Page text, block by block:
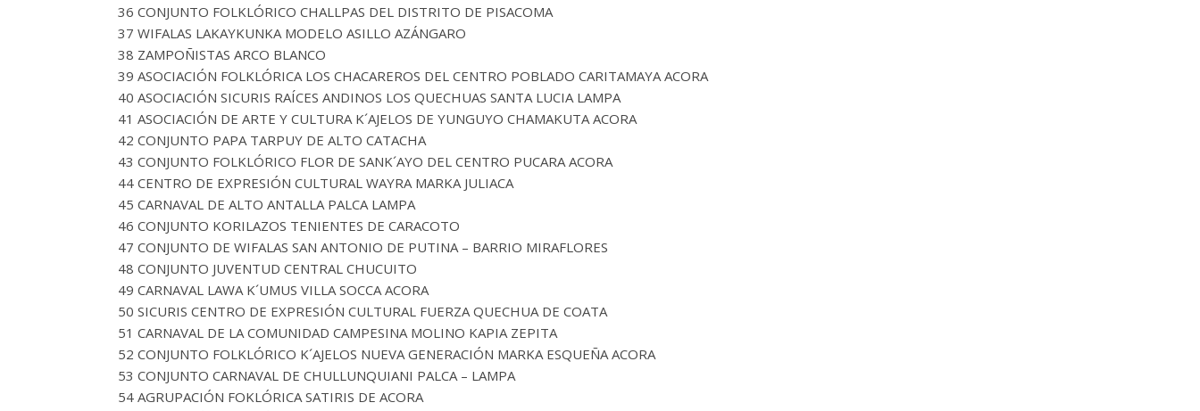
36 CONJUNTO FOLKLÓRICO CHALLPAS DEL DISTRITO DE PISACOMA
37 WIFALAS LAKAYKUNKA MODELO ASILLO AZÁNGARO
38 ZAMPOÑISTAS ARCO BLANCO
39 ASOCIACIÓN FOLKLÓRICA LOS CHACAREROS DEL CENTRO POBLADO CARITAMAYA ACORA
40 ASOCIACIÓN SICURIS RAÍCES ANDINOS LOS QUECHUAS SANTA LUCIA LAMPA
41 ASOCIACIÓN DE ARTE Y CULTURA K´AJELOS DE YUNGUYO CHAMAKUTA ACORA
42 CONJUNTO PAPA TARPUY DE ALTO CATACHA
43 CONJUNTO FOLKLÓRICO FLOR DE SANK´AYO DEL CENTRO PUCARA ACORA
44 CENTRO DE EXPRESIÓN CULTURAL WAYRA MARKA JULIACA
45 CARNAVAL DE ALTO ANTALLA PALCA LAMPA
46 CONJUNTO KORILAZOS TENIENTES DE CARACOTO
47 CONJUNTO DE WIFALAS SAN ANTONIO DE PUTINA – BARRIO MIRAFLORES
48 CONJUNTO JUVENTUD CENTRAL CHUCUITO
49 CARNAVAL LAWA K´UMUS VILLA SOCCA ACORA
50 SICURIS CENTRO DE EXPRESIÓN CULTURAL FUERZA QUECHUA DE COATA
51 CARNAVAL DE LA COMUNIDAD CAMPESINA MOLINO KAPIA ZEPITA
52 CONJUNTO FOLKLÓRICO K´AJELOS NUEVA GENERACIÓN MARKA ESQUEÑA ACORA
53 CONJUNTO CARNAVAL DE CHULLUNQUIANI PALCA – LAMPA
54 AGRUPACIÓN FOKLÓRICA SATIRIS DE ACORA